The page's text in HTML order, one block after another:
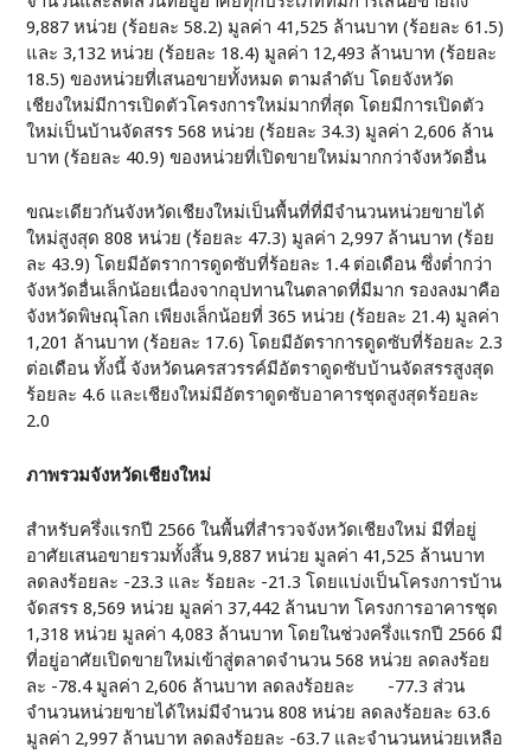
9,887 หน่วย (ร้อยละ 58.2) มูลค่า 41,525 ล้านบาท (ร้อยละ 61.5)
และ 3,132 หน่วย (ร้อยละ 18.4) มูลค่า 12,493 ล้านบาท (ร้อยละ
18.5) ของหน่วยที่เสนอขายทั้งหมด ตามลำดับ โดยจังหวัด
เชียงใหม่มีการเปิดตัวโครงการใหม่มากที่สุด โดยมีการเปิดตัว
ใหม่เป็นบ้านจัดสรร 568 หน่วย (ร้อยละ 34.3) มูลค่า 2,606 ล้าน
บาท (ร้อยละ 40.9) ของหน่วยที่เปิดขายใหม่มากกว่าจังหวัดอื่น
ขณะเดียวกันจังหวัดเชียงใหม่เป็นพื้นที่ที่มีจำนวนหน่วยขายได้
ใหม่สูงสุด 808 หน่วย (ร้อยละ 47.3) มูลค่า 2,997 ล้านบาท (ร้อย
ละ 43.9) โดยมีอัตราการดูดซับที่ร้อยละ 1.4 ต่อเดือน ซึ่งต่ำกว่า
จังหวัดอื่นเล็กน้อยเนื่องจากอุปทานในตลาดที่มีมาก รองลงมาคือ
จังหวัดพิษณุโลก เพียงเล็กน้อยที่ 365 หน่วย (ร้อยละ 21.4) มูลค่า
1,201 ล้านบาท (ร้อยละ 17.6) โดยมีอัตราการดูดซับที่ร้อยละ 2.3
ต่อเดือน ทั้งนี้ จังหวัดนครสวรรค์มีอัตราดูดซับบ้านจัดสรรสูงสุด
ร้อยละ 4.6 และเชียงใหม่มีอัตราดูดซับอาคารชุดสูงสุดร้อยละ
2.0
ภาพรวมจังหวัดเชียงใหม่
สำหรับครึ่งแรกปี 2566 ในพื้นที่สำรวจจังหวัดเชียงใหม่ มีที่อยู่
อาศัยเสนอขายรวมทั้งสิ้น 9,887 หน่วย มูลค่า 41,525 ล้านบาท
ลดลงร้อยละ -23.3 และ ร้อยละ -21.3 โดยแบ่งเป็นโครงการบ้าน
จัดสรร 8,569 หน่วย มูลค่า 37,442 ล้านบาท โครงการอาคารชุด
1,318 หน่วย มูลค่า 4,083 ล้านบาท โดยในช่วงครึ่งแรกปี 2566 มี
ที่อยู่อาศัยเปิดขายใหม่เข้าสู่ตลาดจำนวน 568 หน่วย ลดลงร้อย
ละ -78.4 มูลค่า 2,606 ล้านบาท ลดลงร้อยละ -77.3 ส่วน
จำนวนหน่วยขายได้ใหม่มีจำนวน 808 หน่วย ลดลงร้อยละ 63.6
มูลค่า 2,997 ล้านบาท ลดลงร้อยละ -63.7 และจำนวนหน่วยเหลือ